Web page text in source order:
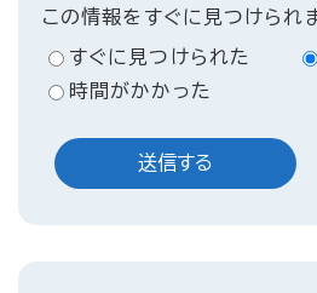
この情報をすぐに見つけられ
すぐに見つけられた
時間がかかった